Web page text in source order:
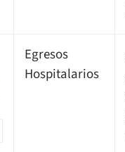
Egresos
Hospitalarios